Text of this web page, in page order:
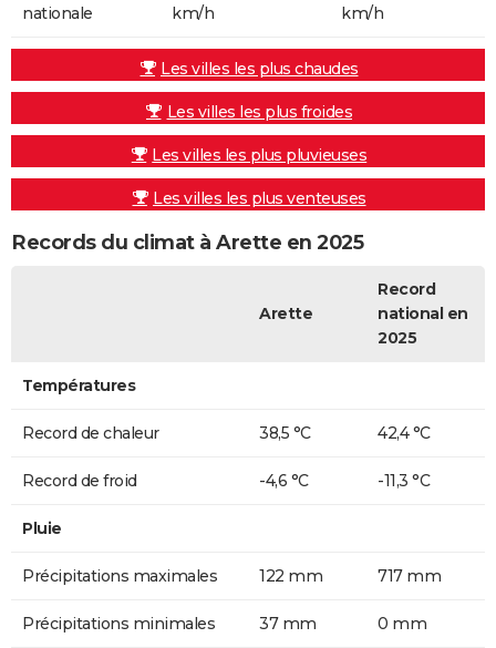
nationale
km/h
km/h
Les villes les plus chaudes
Les villes les plus froides
Les villes les plus pluvieuses
Les villes les plus venteuses
Records du climat à Arette en 2025
Arette
Record
national en
2025
Températures
Record de chaleur 38,5 °C 42,4 °C
Record de froid -4,6 °C -11,3 °C
Pluie
Précipitations maximales 122 mm 717 mm
Précipitations minimales 37 mm 0 mm